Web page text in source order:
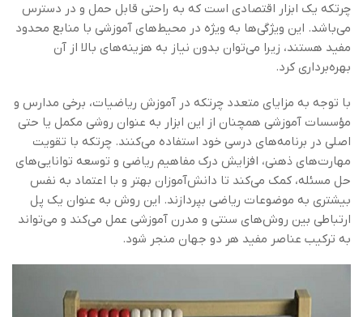
چرتکه یک ابزار اقتصادی است که به راحتی قابل حمل و در دسترس
می‌باشد. این ویژگی‌ها به ویژه در محیط‌های آموزشی با منابع محدود
مفید هستند، زیرا می‌توان بدون نیاز به هزینه‌های بالا از آن
بهره‌برداری کرد.
با توجه به مزایای متعدد چرتکه در آموزش ریاضیات، برخی مدارس و
مؤسسات آموزشی همچنان از این ابزار به عنوان روشی مکمل یا حتی
اصلی در برنامه‌های درسی خود استفاده می‌کنند. چرتکه با تقویت
مهارت‌های ذهنی، افزایش درک مفاهیم ریاضی و توسعه توانایی‌های
حل مسئله، کمک می‌کند تا دانش‌آموزان بهتر و با اعتماد به نفس
بیشتری به موضوعات ریاضی بپردازند. این روش به عنوان یک پل
ارتباطی بین روش‌های سنتی و مدرن آموزشی عمل می‌کند و می‌تواند
به ترکیب عناصر مفید هر دو جهان منجر شود.